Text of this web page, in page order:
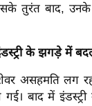
तुरंत बाद,
के झगड़े में
असहमति लग
बाद में